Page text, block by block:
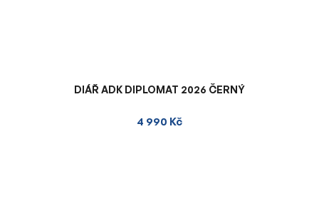
DIÁŘ ADK DIPLOMAT 2026 ČERNÝ
4 990 Kč